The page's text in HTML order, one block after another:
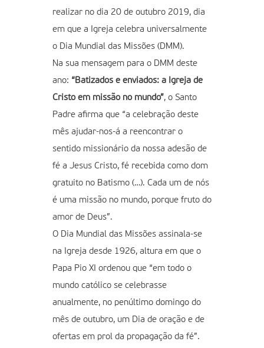
realizar no dia 20 de outubro 2019, dia
em que a Igreja celebra universalmente
o Dia Mundial das Missões (DMM).
Na sua mensagem para o DMM deste
ano: “Batizados e enviados: a Igreja de
Cristo em missão no mundo”, o Santo
Padre afirma que “a celebração deste
mês ajudar-nos-á a reencontrar o
sentido missionário da nossa adesão de
fé a Jesus Cristo, fé recebida como dom
gratuito no Batismo (…). Cada um de nós
é uma missão no mundo, porque fruto do
amor de Deus”.
O Dia Mundial das Missões assinala-se
na Igreja desde 1926, altura em que o
Papa Pio XI ordenou que “em todo o
mundo católico se celebrasse
anualmente, no penúltimo domingo do
mês de outubro, um Dia de oração e de
ofertas em prol da propagação da fé”.